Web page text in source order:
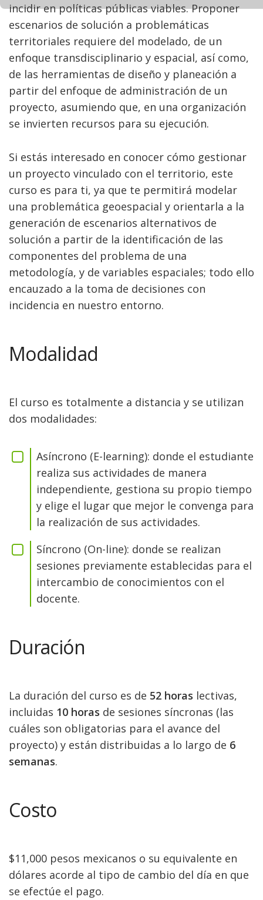
incidir en políticas públicas viables. Proponer
escenarios de solución a problemáticas
territoriales requiere del modelado, de un
enfoque transdisciplinario y espacial, así como,
de las herramientas de diseño y planeación a
partir del enfoque de administración de un
proyecto, asumiendo que, en una organización
se invierten recursos para su ejecución.
Si estás interesado en conocer cómo gestionar
un proyecto vinculado con el territorio, este
curso es para ti, ya que te permitirá modelar
una problemática geoespacial y orientarla a la
generación de escenarios alternativos de
solución a partir de la identificación de las
componentes del problema de una
metodología, y de variables espaciales; todo ello
encauzado a la toma de decisiones con
incidencia en nuestro entorno.
Modalidad
El curso es totalmente a distancia y se utilizan
dos modalidades:
Asíncrono (E-learning): donde el estudiante
realiza sus actividades de manera
independiente, gestiona su propio tiempo
y elige el lugar que mejor le convenga para
la realización de sus actividades.
Síncrono (On-line): donde se realizan
sesiones previamente establecidas para el
intercambio de conocimientos con el
docente.
Duración
La duración del curso es de 52 horas lectivas,
incluidas 10 horas de sesiones síncronas (las
cuáles son obligatorias para el avance del
proyecto) y están distribuidas a lo largo de 6
semanas.
Costo
$11,000 pesos mexicanos o su equivalente en
dólares acorde al tipo de cambio del día en que
se efectúe el pago.